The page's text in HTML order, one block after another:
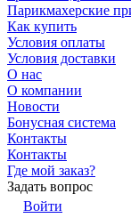
Парикмахерские
Как купить
Условия оплаты
Условия доставки
О нас
О компании
Новости
Бонусная система
Контакты
Контакты
Где мой заказ?
Задать вопрос
Войти